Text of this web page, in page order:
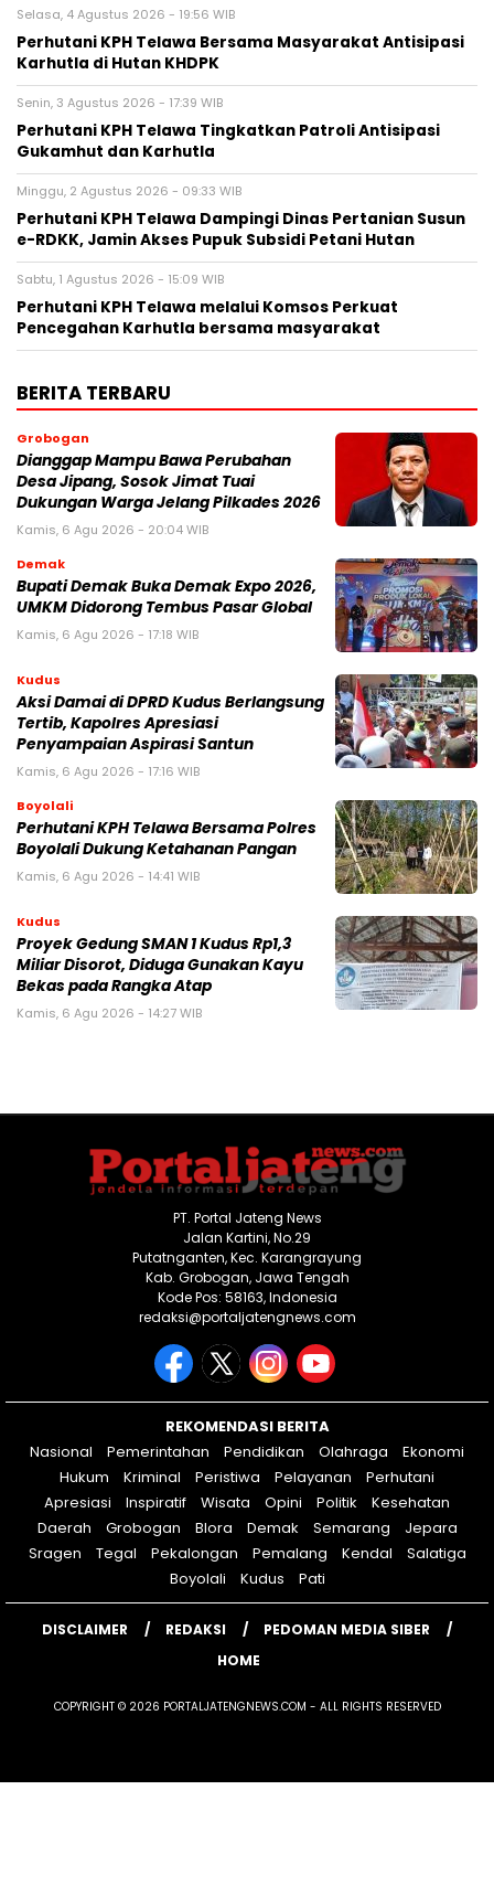
Selasa, 4 Agustus 2026 - 19:56 WIB
Perhutani KPH Telawa Bersama Masyarakat Antisipasi
Karhutla di Hutan KHDPK
Senin, 3 Agustus 2026 - 17:39 WIB
Perhutani KPH Telawa Tingkatkan Patroli Antisipasi
Gukamhut dan Karhutla
Minggu, 2 Agustus 2026 - 09:33 WIB
Perhutani KPH Telawa Dampingi Dinas Pertanian Susun
e-RDKK, Jamin Akses Pupuk Subsidi Petani Hutan
Sabtu, 1 Agustus 2026 - 15:09 WIB
Perhutani KPH Telawa melalui Komsos Perkuat
Pencegahan Karhutla bersama masyarakat
BERITA TERBARU
Grobogan
Dianggap Mampu Bawa Perubahan
Desa Jipang, Sosok Jimat Tuai
Dukungan Warga Jelang Pilkades 2026
Kamis, 6 Agu 2026 - 20:04 WIB
Demak
Bupati Demak Buka Demak Expo 2026,
UMKM Didorong Tembus Pasar Global
Kamis, 6 Agu 2026 - 17:18 WIB
Kudus
Aksi Damai di DPRD Kudus Berlangsung
Tertib, Kapolres Apresiasi
Penyampaian Aspirasi Santun
Kamis, 6 Agu 2026 - 17:16 WIB
Boyolali
Perhutani KPH Telawa Bersama Polres
Boyolali Dukung Ketahanan Pangan
Kamis, 6 Agu 2026 - 14:41 WIB
Kudus
Proyek Gedung SMAN 1 Kudus Rp1,3
Miliar Disorot, Diduga Gunakan Kayu
Bekas pada Rangka Atap
Kamis, 6 Agu 2026 - 14:27 WIB
PT. Portal Jateng News
Jalan Kartini, No.29
Putatnganten, Kec. Karangrayung
Kab. Grobogan, Jawa Tengah
Kode Pos: 58163, Indonesia
redaksi@portaljatengnews.com
REKOMENDASI BERITA
Nasional
Pemerintahan Pendidikan Olahraga
Ekonomi
Hukum
Kriminal Peristiwa Pelayanan
Perhutani
Apresiasi
Inspiratif Wisata Opini Politik
Kesehatan
Daerah
Grobogan Blora Demak Semarang
Jepara
Sragen
Tegal Pekalongan Pemalang Kendal
Salatiga
Boyolali
Kudus Pati
DISCLAIMER REDAKSI
PEDOMAN MEDIA SIBER
HOME
COPYRIGHT © 2026 PORTALJATENGNEWS.COM - ALL RIGHTS RESERVED